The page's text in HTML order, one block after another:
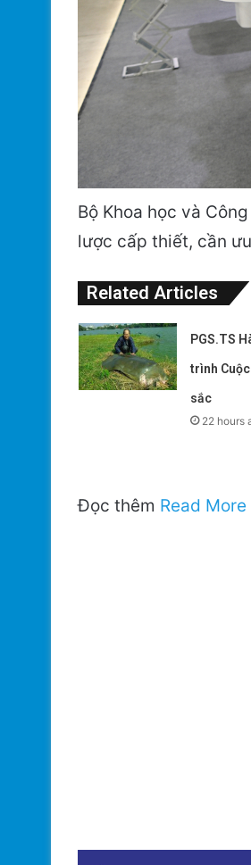
Bộ Khoa học và
lược cấp thiết, cần
Related Articles
PGS.TS
trình
sắc
22 hours
Đọc thêm Read More